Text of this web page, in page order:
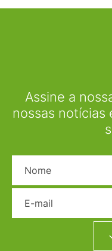
Assine a
nossas notícias